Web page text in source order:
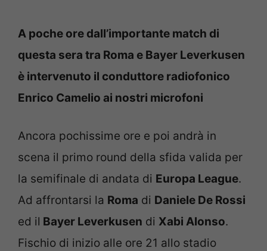
A poche ore dall’importante match di
questa sera tra Roma e Bayer Leverkusen
è intervenuto il conduttore radiofonico
Enrico Camelio ai nostri microfoni
Ancora pochissime ore e poi andrà in
scena il primo round della sfida valida per
la semifinale di andata di Europa League.
Ad affrontarsi la Roma di Daniele De Rossi
ed il Bayer Leverkusen di Xabi Alonso.
Fischio di inizio alle ore 21 allo stadio